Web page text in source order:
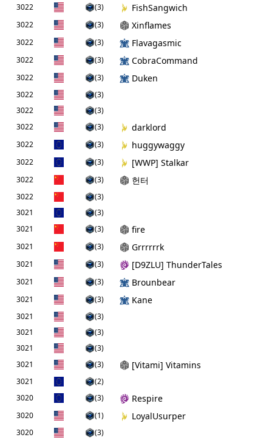
3022 (3) FishSangwich
3022 (3) Xinflames
3022 (3) Flavagasmic
3022 (3) CobraCommand
3022 (3) Duken
3022
(3)
3022
(3)
3022
(3) darklord
3022 (3) huggywaggy
3022 (3) [WWP] Stalkar
3022 (3) 헌터
3022
(3)
3021
(3)
3021
(3) fire
3021 (3) Grrrrrrk
3021 (3) [D9ZLU] ThunderTales
3021 (3) Brounbear
3021 (3) Kane
3021
(3)
3021
(3)
3021
(3)
3021
(3) [Vitami] Vitamins
3021
(2)
3020
(3) Respire
3020 (1) LoyalUsurper
3020
(3)